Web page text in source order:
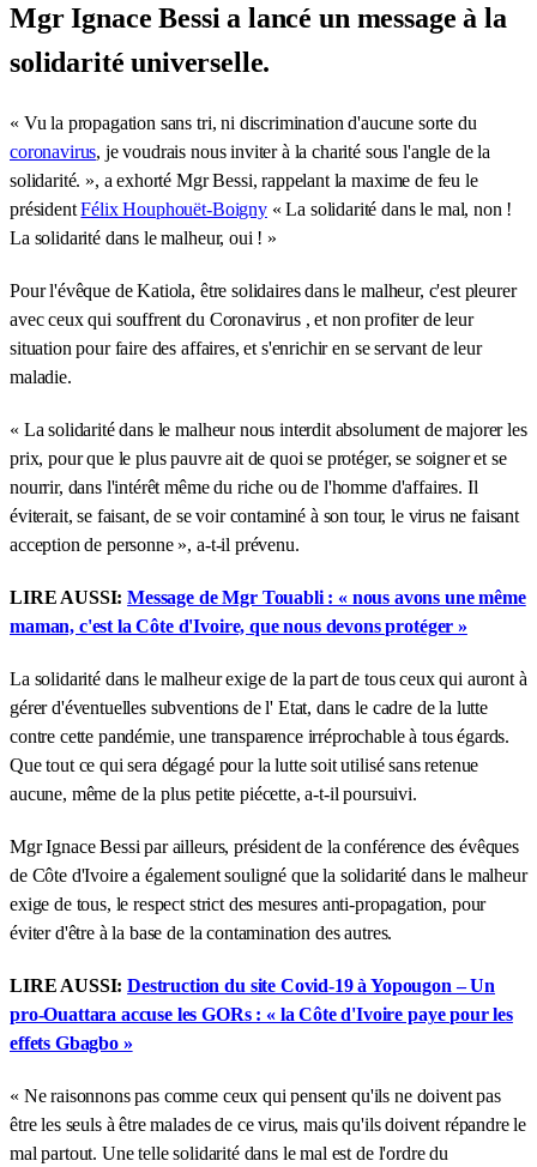
Mgr Ignace Bessi a lancé un message à la
solidarité universelle.
« Vu la propagation sans tri, ni discrimination d'aucune sorte du
coronavirus, je voudrais nous inviter à la charité sous l'angle de la
solidarité. », a exhorté Mgr Bessi, rappelant la maxime de feu le
présidentFélix Houphouët-Boigny« La solidarité dans le mal, non !
La solidarité dans le malheur, oui ! »
Pour l'évêque de Katiola, être solidaires dans le malheur, c'est pleurer
avec ceux qui souffrent du Coronavirus , et non profiter de leur
situation pour faire des affaires, et s'enrichir en se servant de leur
maladie.
« La solidarité dans le malheur nous interdit absolument de majorer les
prix, pour que le plus pauvre ait de quoi se protéger, se soigner et se
nourrir, dans l'intérêt même du riche ou de l'homme d'affaires. Il
éviterait, se faisant, de se voir contaminé à son tour, le virus ne faisant
acception de personne », a-t-il prévenu.
LIRE AUSSI:Message de Mgr Touabli : « nous avons une même
maman, c'est la Côte d'Ivoire, que nous devons protéger »
La solidarité dans le malheur exige de la part de tous ceux qui auront à
gérer d'éventuelles subventions de l' Etat, dans le cadre de la lutte
contre cette pandémie, une transparence irréprochable à tous égards.
Que tout ce qui sera dégagé pour la lutte soit utilisé sans retenue
aucune, même de la plus petite piécette, a-t-il poursuivi.
Mgr Ignace Bessi par ailleurs, président de la conférence des évêques
de Côte d'Ivoire a également souligné que la solidarité dans le malheur
exige de tous, le respect strict des mesures anti-propagation, pour
éviter d'être à la base de la contamination des autres.
LIRE AUSSI:Destruction du site Covid-19 à Yopougon – Un
pro-Ouattara accuse les GORs : « la Côte d'Ivoire paye pour les
effets Gbagbo »
« Ne raisonnons pas comme ceux qui pensent qu'ils ne doivent pas
être les seuls à être malades de ce virus, mais qu'ils doivent répandre le
mal partout. Une telle solidarité dans le mal est de l'ordre du